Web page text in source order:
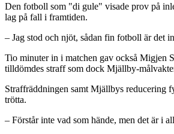
Den fotboll som "di gule" visade prov på
lag på fall i framtiden.
– Jag stod och njöt, sådan fin fotboll är det
Tio minuter in i matchen gav också Migjen
tilldömdes straff som dock Mjällby-
Straffräddningen samt Mjällbys reducering
trötta.
– Förstår inte vad som hände, men det är i